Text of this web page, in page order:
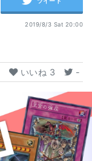
2019/8/3 Sat 20:00
いいね 3 -